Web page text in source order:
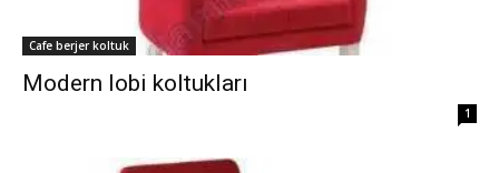
Cafe berjer koltuk
Modern lobi koltukları
1